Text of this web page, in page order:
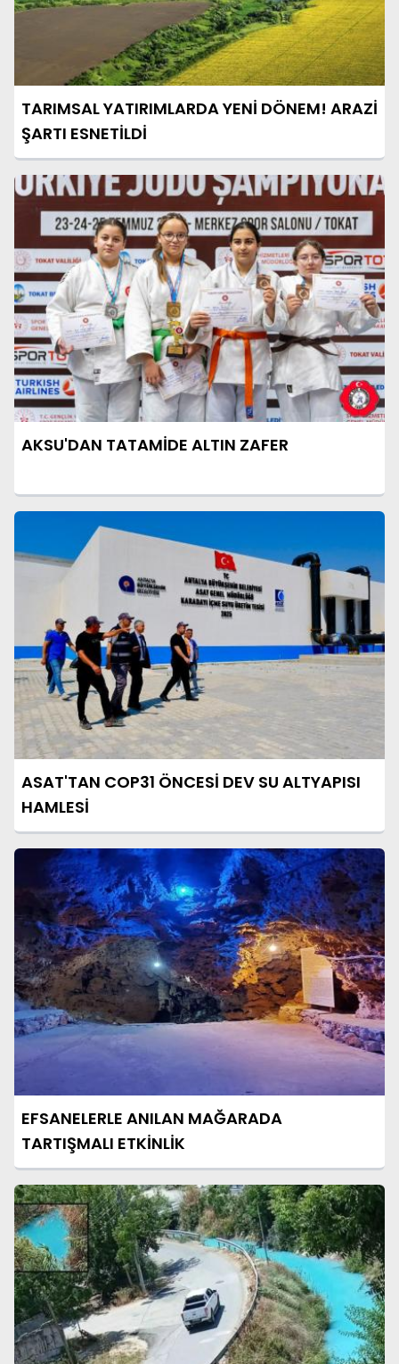
TARIMSAL YATIRIMLARDA YENİ DÖNEM! ARAZİ
ŞARTI ESNETİLDİ
AKSU'DAN TATAMİDE ALTIN ZAFER
ASAT'TAN COP31 ÖNCESİ DEV SU ALTYAPISI
HAMLESİ
EFSANELERLE ANILAN MAĞARADA
TARTIŞMALI ETKİNLİK